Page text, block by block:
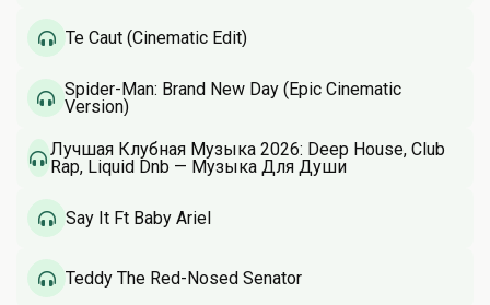
Te Caut (Cinematic Edit)
Spider-Man: Brand New Day (Epic Cinematic
Version)
Лучшая Клубная Музыка 2026: Deep House, Club
Rap, Liquid Dnb — Музыка Для Души
Say It Ft Baby Ariel
Teddy The Red-Nosed Senator